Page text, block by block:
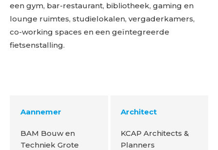
een gym, bar-restaurant, bibliotheek, gaming en
lounge ruimtes, studielokalen, vergaderkamers,
co-working spaces en een geïntegreerde
fietsenstalling.
Aannemer
BAM Bouw en
Techniek Grote
Architect
KCAP Architects &
Planners